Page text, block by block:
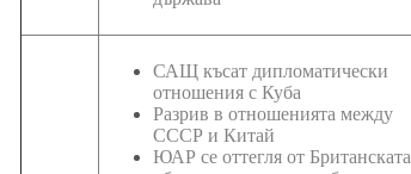
САЩ късат дипломатически
отношения с Куба
Разрив в отношенията между
СССР и Китай
ЮАР се оттегля от Британската